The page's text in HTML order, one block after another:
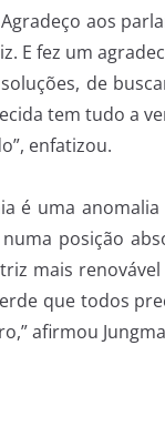
aos
E fez um
de
tem tudo a
enfatizou.
é uma
posição
mais
que todos
afirmou